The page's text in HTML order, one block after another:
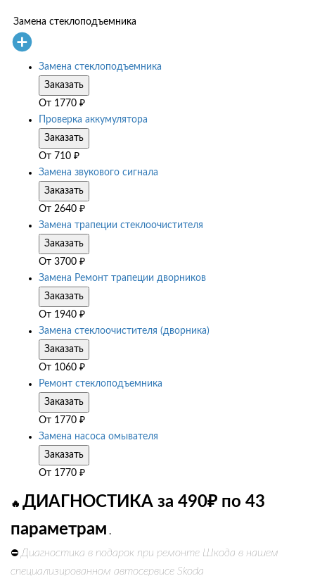
Замена стеклоподъемника
Замена стеклоподъемника
Заказать
От 1770 ₽
Проверка аккумулятора
Заказать
От 710 ₽
Замена звукового сигнала
Заказать
От 2640 ₽
Замена трапеции стеклоочистителя
Заказать
От 3700 ₽
Замена Ремонт трапеции дворников
Заказать
От 1940 ₽
Замена стеклоочистителя (дворника)
Заказать
От 1060 ₽
Ремонт стеклоподъемника
Заказать
От 1770 ₽
Замена насоса омывателя
Заказать
От 1770 ₽
🔥 ДИАГНОСТИКА за 490₽ по 43
параметрам .
⛔ Диагностика в подарок при ремонте Шкода в нашем
специализированном автосервисе Skoda